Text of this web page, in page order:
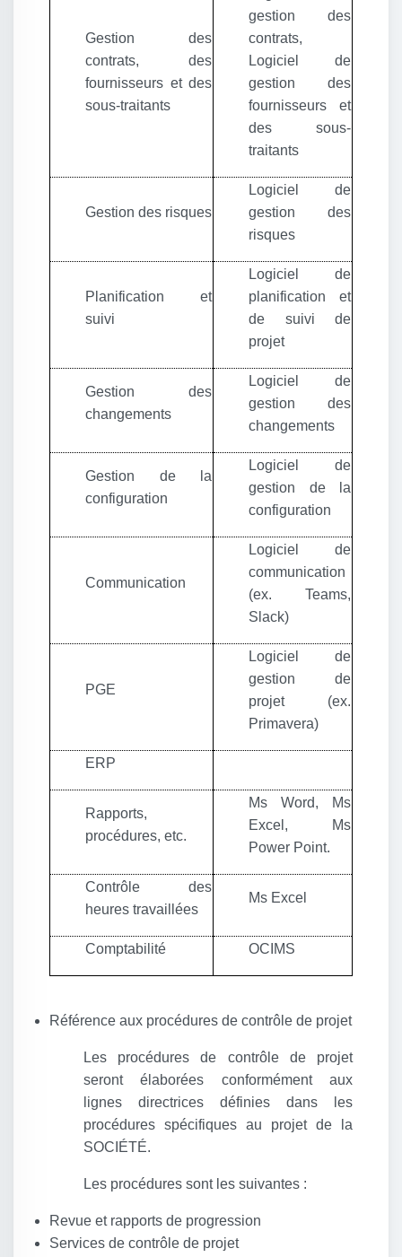
Gestion des
contrats, des
fournisseurs et des
sous-traitants
gestion des
contrats,
Logiciel de
gestion des
fournisseurs et
des sous-
traitants
Gestion des risques
Logiciel de
gestion des
risques
Planification et
suivi
Logiciel de
planification et
de suivi de
projet
Gestion des
changements
Logiciel de
gestion des
changements
Gestion de la
configuration
Logiciel de
gestion de la
configuration
Communication
Logiciel de
communication
(ex. Teams,
Slack)
PGE
Logiciel de
gestion de
projet (ex.
Primavera)
ERP
Rapports,
procédures, etc.
Ms Word, Ms
Excel, Ms
Power Point.
Contrôle des
heures travaillées
Ms Excel
Comptabilité OCIMS
Référence aux procédures de contrôle de projet
Les procédures de contrôle de projet
seront élaborées conformément aux
lignes directrices définies dans les
procédures spécifiques au projet de la
SOCIÉTÉ.
Les procédures sont les suivantes :
Revue et rapports de progression
Services de contrôle de projet